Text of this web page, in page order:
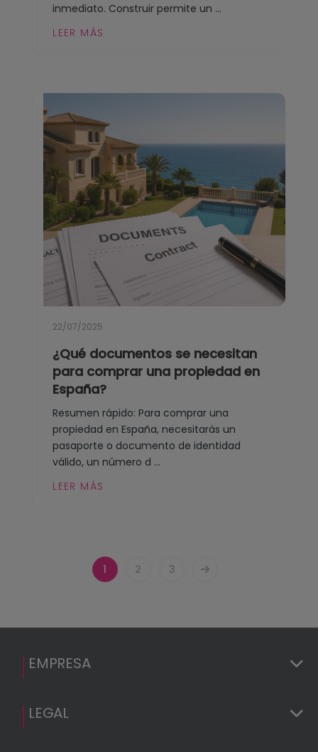
inmediato. Construir permite un ...
LEER MÁS
22/07/2025
¿Qué documentos se necesitan
para comprar una propiedad en
España?
Resumen rápido: Para comprar una
propiedad en España, necesitarás un
pasaporte o documento de identidad
válido, un número d ...
LEER MÁS
1 2 3
EMPRESA
LEGAL